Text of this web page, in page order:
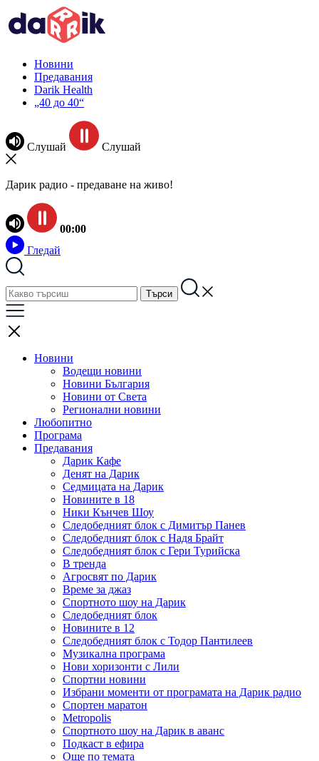
Новини
Предавания
Darik Health
„40 до 40“
Слушай Слушай
Дарик радио - предаване на живо!
00:00
Гледай
Новини
Водещи новини
Новини България
Новини от Света
Регионални новини
Любопитно
Програма
Предавания
Дарик Кафе
Денят на Дарик
Седмицата на Дарик
Новините в 18
Ники Кънчев Шоу
Следобедният блок с Димитър Панев
Следобедният блок с Надя Брайт
Следобедният блок с Гери Турийска
В тренда
Агросвят по Дарик
Време за джаз
Спортното шоу на Дарик
Следобедният блок
Новините в 12
Следобедният блок с Тодор Пантилеев
Музикална програма
Нови хоризонти с Лили
Спортни новини
Избрани моменти от програмата на Дарик радио
Спортен маратон
Metropolis
Спортното шоу на Дарик в аванс
Подкаст в ефира
Още по темата